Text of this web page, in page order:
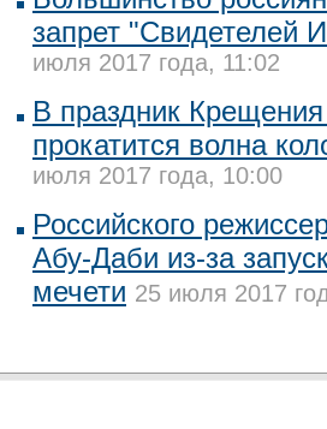
запрет "Свидетелей
июля 2017 года, 11:02
В праздник
прокатится волна
июля 2017 года, 10:00
Российского
Абу-Даби из-за
мечети 25 июля 2017